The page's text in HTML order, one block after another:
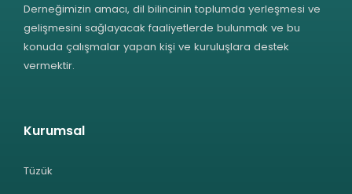
Derneğimizin amacı, dil bilincinin toplumda yerleşmesi ve
gelişmesini sağlayacak faaliyetlerde bulunmak ve bu
konuda çalışmalar yapan kişi ve kuruluşlara destek
vermektir.
Kurumsal
Tüzük